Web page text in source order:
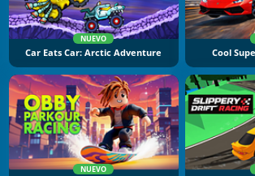
NUEVO
Car Eats Car: Arctic Adventure Cool
NUEVO